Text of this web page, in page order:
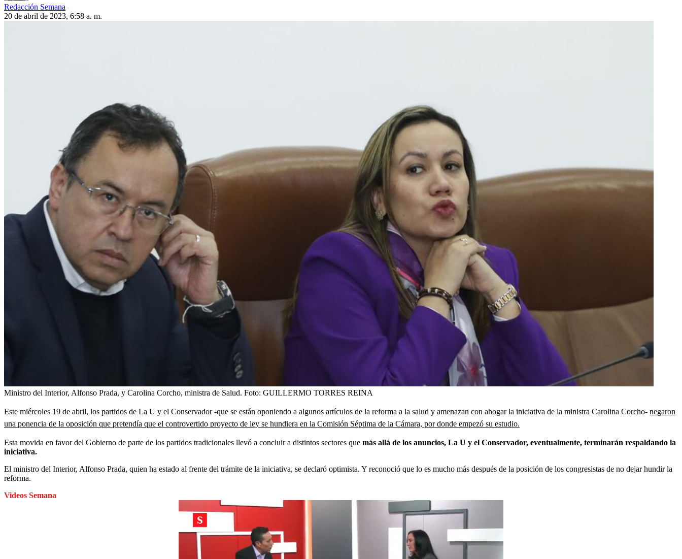
Redacción Semana
20 de abril de 2023, 6:58 a. m.
Ministro del Interior, Alfonso Prada, y Carolina Corcho, ministra de Salud. Foto: GUILLERMO TORRES REINA
Este miércoles 19 de abril, los partidos de La U y el Conservador -que se están oponiendo a algunos artículos de la reforma a la salud y amenazan con ahogar la iniciativa de la ministra Carolina Corcho- negaron
una ponencia de la oposición que pretendía que el controvertido proyecto de ley se hundiera en la Comisión Séptima de la Cámara, por donde empezó su estudio.
Esta movida en favor del Gobierno de parte de los partidos tradicionales llevó a concluir a distintos sectores que más allá de los anuncios, La U y el Conservador, eventualmente, terminarán respaldando la
iniciativa.
El ministro del Interior, Alfonso Prada, quien ha estado al frente del trámite de la iniciativa, se declaró optimista. Y reconoció que lo es mucho más después de la posición de los congresistas de no dejar hundir la
reforma.
Videos Semana